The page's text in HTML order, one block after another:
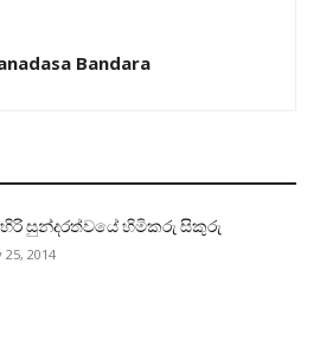
Bandara
සුන්දරත්වයේ හිමිකරු සිකුරු
25, 2014